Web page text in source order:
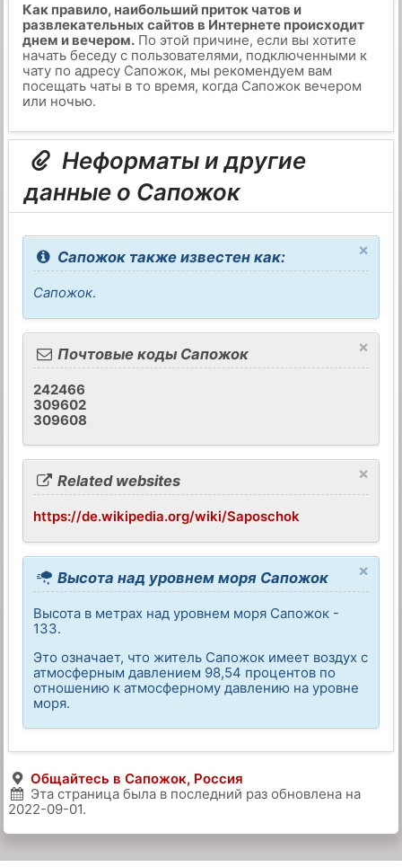
Как правило, наибольший приток чатов и
развлекательных сайтов в Интернете происходит
днем и вечером.По этой причине, если вы хотите
начать беседу с пользователями, подключенными к
чату по адресу Сапожок, мы рекомендуем вам
посещать чаты в то время, когда Сапожок вечером
или ночью.
Неформаты и другие
данные о Сапожок
×
Сапожок также известен как:
Сапожок.
×
Почтовые коды Сапожок
242466
309602
309608
×
Related websites
https://de.wikipedia.org/wiki/Saposchok
×
Высота над уровнем моря Сапожок
Высота в метрах над уровнем моря Сапожок -
133.
Это означает, что житель Сапожок имеет воздух с
атмосферным давлением 98,54 процентов по
отношению к атмосферному давлению на уровне
моря.
Общайтесь в Сапожок, Россия
Эта страница была в последний раз обновлена на
2022-09-01.